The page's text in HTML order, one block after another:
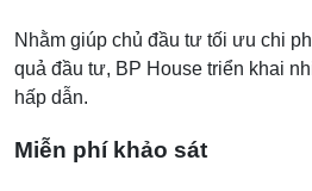
Nhằm giúp chủ đầu tư tối ưu chi
quả đầu tư, BP House triển khai
hấp dẫn.
Miễn phí khảo sát